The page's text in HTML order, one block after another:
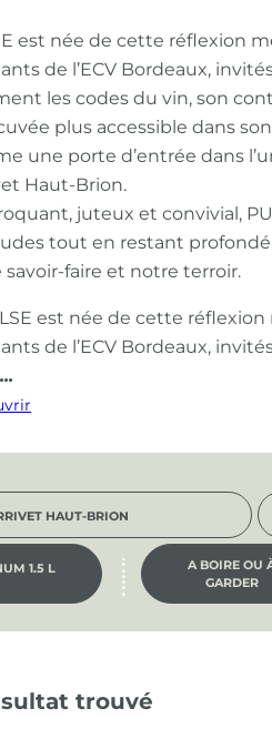
est née de cette réflexion
de l’ECV Bordeaux,
les codes du vin, son
plus accessible dans
une porte d’entrée dans
Haut-Brion.
juteux et convivial,
tout en restant
savoir-faire et notre terroir.
est née de cette réflexion
de l’ECV Bordeaux,
HAUT-BRION
1.5 L
A BOIRE OU
GARDER
trouvé